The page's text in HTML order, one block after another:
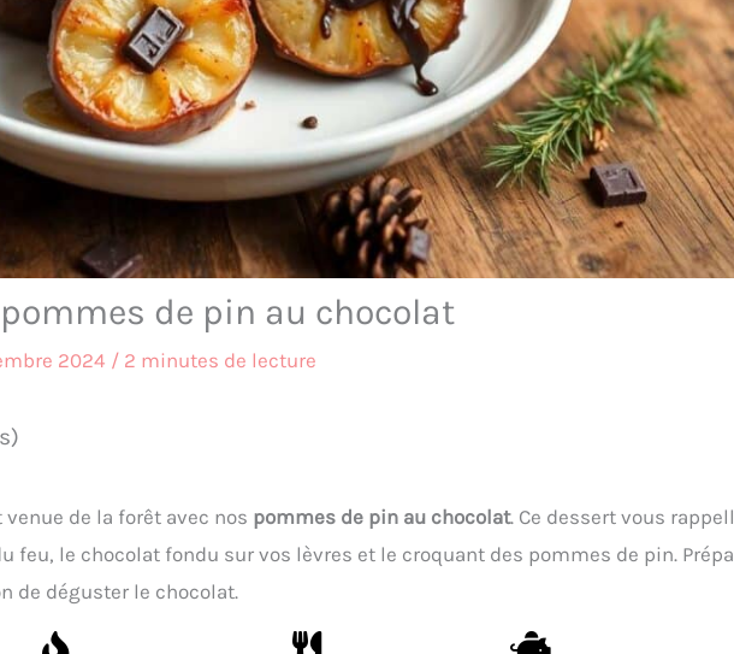
de pin au chocolat
2024 / 2 minutes de lecture
de la forêt avec nos pommes de pin au chocolat. Ce dessert vous
feu, le chocolat fondu sur vos lèvres et le croquant des pommes de pin.
de déguster le chocolat.